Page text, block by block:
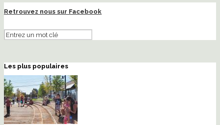
Retrouvez nous sur Facebook
Les plus populaires